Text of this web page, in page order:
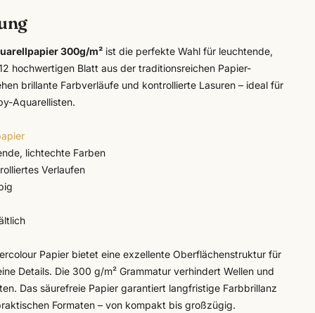
300g/m² ist die perfekte Wahl für leuchtende,
hochwertigen Blatt aus der traditionsreichen Papier-
brillante Farbverläufe und kontrollierte Lasuren – ideal für
Aquarellisten.
lichtechte Farben
Verlaufen
Papier bietet eine exzellente Oberflächenstruktur für
Details. Die 300 g/m² Grammatur verhindert Wellen und
Das säurefreie Papier garantiert langfristige Farbbrillanz
Formaten – von kompakt bis großzügig.